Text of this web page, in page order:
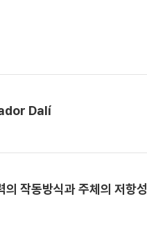
Dalí
작동방식과 주체의 저항성